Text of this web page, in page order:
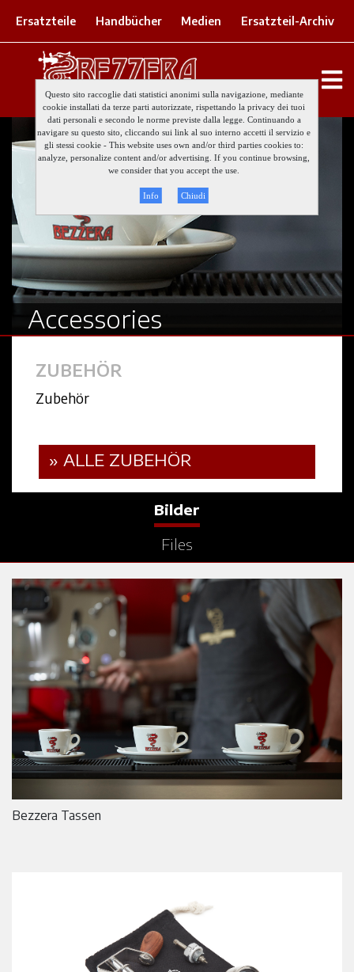
Ersatzteil-Archiv
Medien
Handbücher
Ersatzteile
Questo sito raccoglie dati statistici anonimi sulla navigazione, mediante
cookie installati da terze parti autorizzate, rispettando la privacy dei tuoi
dati personali e secondo le norme previste dalla legge. Continuando a
navigare su questo sito, cliccando sui link al suo interno accetti il servizio e
gli stessi cookie - This website uses own and/or third parties cookies to:
analyze, personalize content and/or advertising. If you continue browsing,
we consider that you accept the use.
Info Chiudi
Accessories
ZUBEHÖR
Zubehör
» ALLE ZUBEHÖR
Bilder
Files
Bezzera Tassen